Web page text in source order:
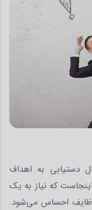
دستیابی به اهداف
که نیاز به یک
وظایف احساس می‌شود.